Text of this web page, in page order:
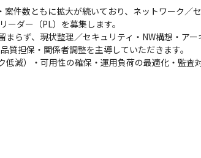
件数ともに拡大が続いており、ネットワーク／
ダー（PL）を募集します。
らず、現状整理／セキュリティ・NW構想・ア
質担保・関係者調整を主導していただきます。
減）・可用性の確保・運用負荷の最適化・監